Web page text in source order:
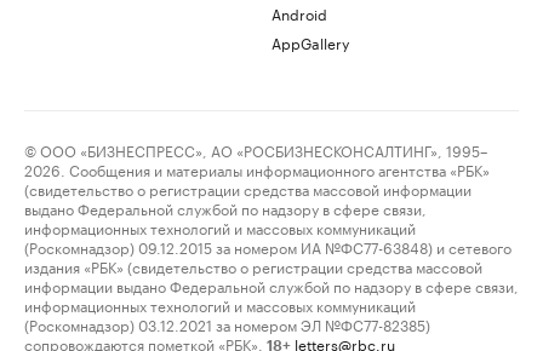
Android
AppGallery
© ООО «БИЗНЕСПРЕСС», АО «РОСБИЗНЕСКОНСАЛТИНГ», 1995–
2026. Сообщения и материалы информационного агентства «РБК»
(свидетельство о регистрации средства массовой информации
выдано Федеральной службой по надзору в сфере связи,
информационных технологий и массовых коммуникаций
(Роскомнадзор) 09.12.2015 за номером ИА №ФС77-63848) и сетевого
издания «РБК» (свидетельство о регистрации средства массовой
информации выдано Федеральной службой по надзору в сфере связи,
информационных технологий и массовых коммуникаций
(Роскомнадзор) 03.12.2021 за номером ЭЛ №ФС77-82385)
сопровождаются пометкой «РБК».
18+ letters@rbc.ru